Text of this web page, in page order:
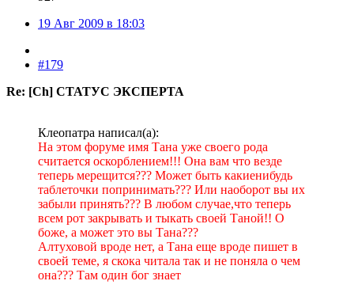
19 Авг 2009 в 18:03
#179
Re: [Ch] СТАТУС ЭКСПЕРТА
Клеопатра написал(а):
На этом форуме имя Тана уже своего рода
считается оскорблением!!! Она вам что везде
теперь мерещится??? Может быть какиенибудь
таблеточки попринимать??? Или наоборот вы их
забыли принять??? В любом случае,что теперь
всем рот закрывать и тыкать своей Таной!! О
боже, а может это вы Тана???
Алтуховой вроде нет, а Тана еще вроде пишет в
своей теме, я скока читала так и не поняла о чем
она??? Там один бог знает